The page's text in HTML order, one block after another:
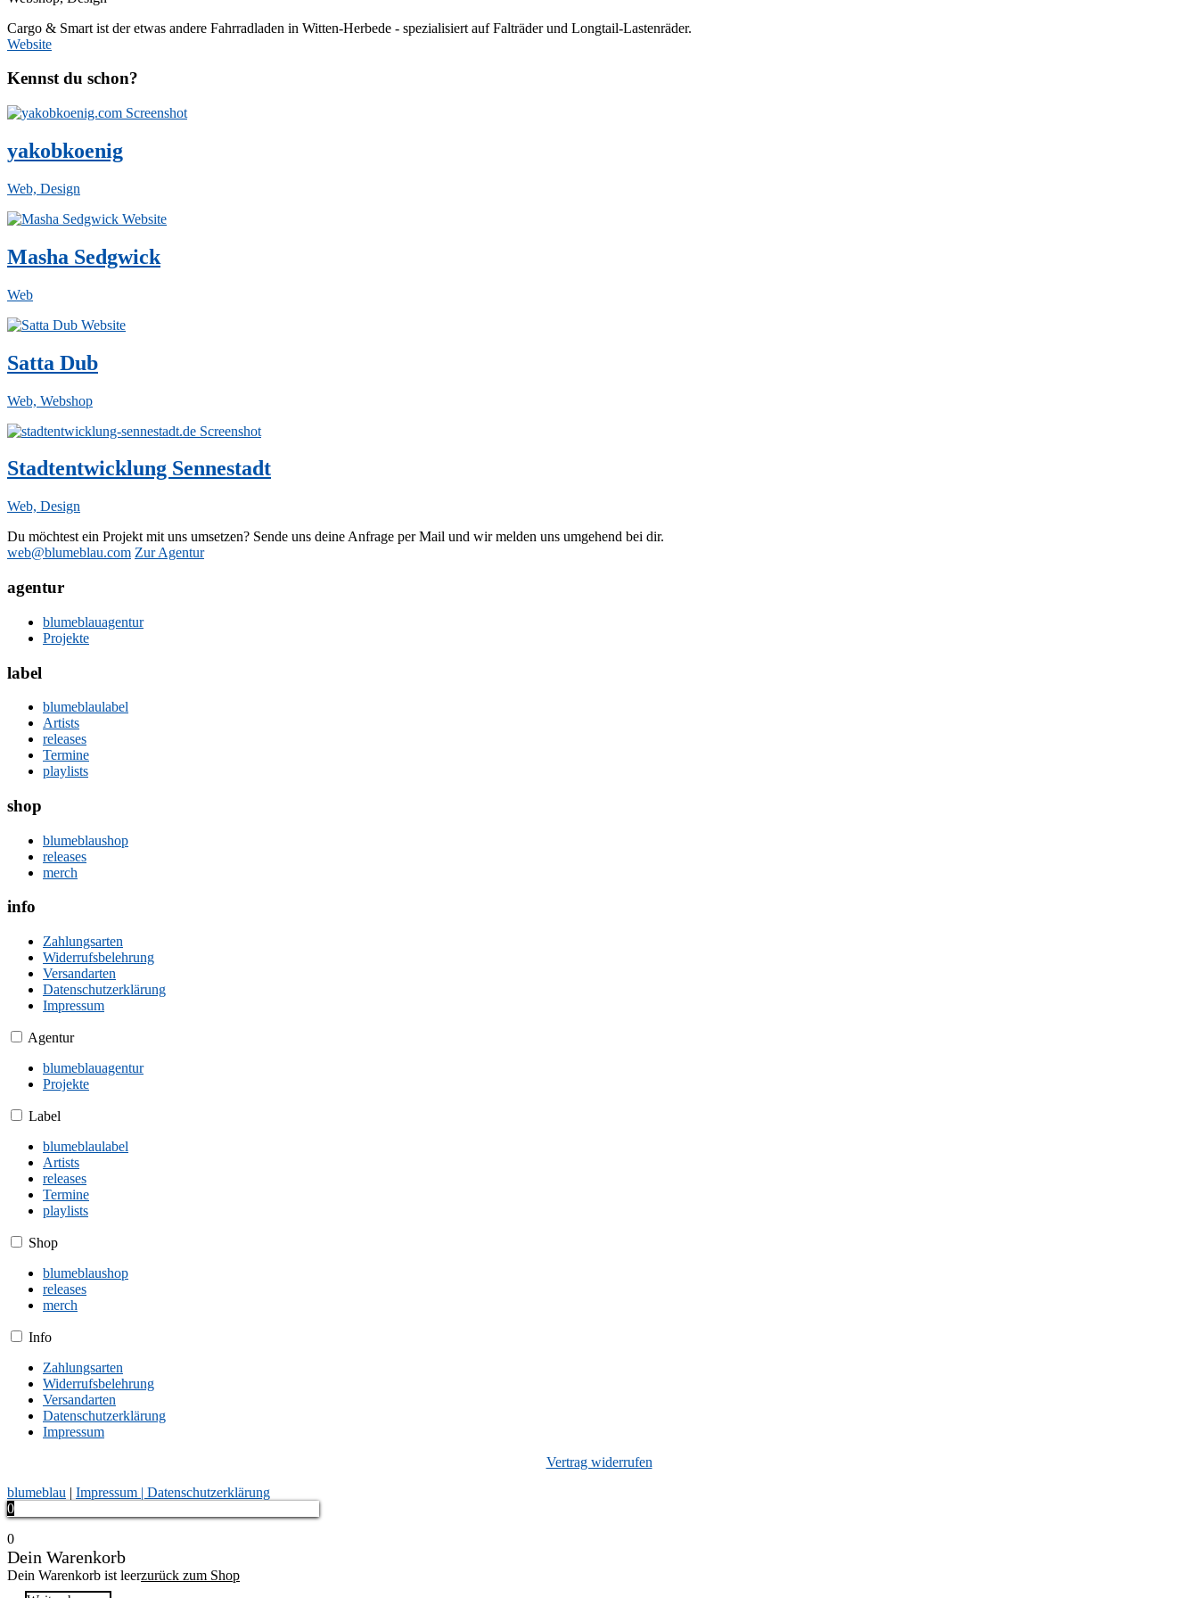
Cargo & Smart ist der etwas andere Fahrradladen in Witten-Herbede - spezialisiert auf Falträder und Longtail-Lastenräder.
Website
Kennst du schon?
yakobkoenig
Web, Design
Masha Sedgwick
Web
Satta Dub
Web, Webshop
Stadtentwicklung Sennestadt
Web, Design
Du möchtest ein Projekt mit uns umsetzen? Sende uns deine Anfrage per Mail und wir melden uns umgehend bei dir.
web@blumeblau.com Zur Agentur
agentur
blumeblauagentur
Projekte
label
blumeblaulabel
Artists
releases
Termine
playlists
shop
blumeblaushop
releases
merch
info
Zahlungsarten
Widerrufsbelehrung
Versandarten
Datenschutzerklärung
Impressum
Agentur
blumeblauagentur
Projekte
Label
blumeblaulabel
Artists
releases
Termine
playlists
Shop
blumeblaushop
releases
merch
Info
Zahlungsarten
Widerrufsbelehrung
Versandarten
Datenschutzerklärung
Impressum
Vertrag widerrufen
blumeblau | Impressum | Datenschutzerklärung
0
0
Dein Warenkorb
Dein Warenkorb ist leerzurück zum Shop